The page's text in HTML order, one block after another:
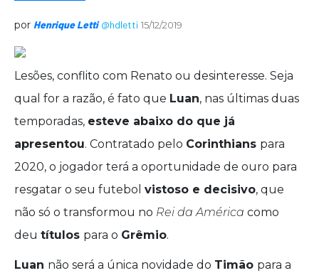
por Henrique Letti @hdletti 15/12/2019
Lesões, conflito com Renato ou desinteresse. Seja
qual for a razão, é fato que Luan, nas últimas duas
temporadas, esteve abaixo do que já
apresentou. Contratado pelo Corinthians para
2020, o jogador terá a oportunidade de ouro para
resgatar o seu futebol vistoso e decisivo, que
não só o transformou no Rei da América como
deu títulos para o Grêmio.
Luan não será a única novidade do Timão para a